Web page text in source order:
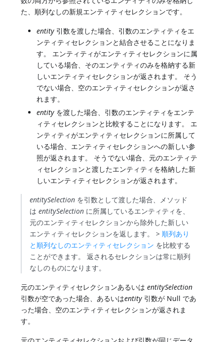
た、順列なしの新規エンティティセレクションです。
entity 引数を渡した場合、引数のエンティティをエ
ンティティセレクションと結合させることになりま
す。 エンティティがエンティティセレクションに属
している場合、そのエンティティのみを格納する新
しいエンティティセレクションが返されます。 そう
でない場合、空のエンティティセレクションが返さ
れます。
entity を渡した場合、引数のエンティティをエンテ
ィティセレクションと比較することになります。 エ
ンティティがエンティティセレクションに所属して
いる場合、エンティティセレクションへの新しい参
照が返されます。 そうでない場合、元のエンティテ
ィセレクションと渡したエンティティを格納した新
しいエンティティセレクションが返されます。
entitySelection を引数として渡した場合、メソッド
はentitySelection に所属しているエンティティを、
元のエンティティセレクションから除外した新しい
エンティティセレクションを返します。 > 順列あり
と順列なしのエンティティセレクション を比較する
ことができます。 返されるセレクションは常に順列
なしのものになります。
元のエンティティセレクションあるいはentitySelection
引数が空であった場合、あるいはentity 引数が Null であ
った場合、空のエンティティセレクションが返されま
す。
元のエンティティセレクションおよび引数が同じデータ